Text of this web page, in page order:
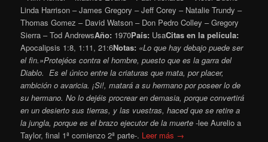
Linda Harrison – James Gregory – Jeff Corey – Natalie Trundy –
Thomas Gomez – David Watson – Don Pedro Colley – Gregory
Sierra – Tod AndrewsAño: 1970País: UsaCitas en la película:
Apocalipsis 1:8, 1:11, 21:6Notas: «Lo que hay debajo puede ser
el fin.»Protejéos contra el hombre, puesto que es la garra del
Diablo. Es el único entre la criaturas que mata, por placer,
ambición o avaricia. ¡Si!, matará a su hermano por poseer lo de
su hermano. No lo dejéis procrear en demasia, porque convertirá
en un desierto sus tierras, y las vuestras, haced que se retire a
la jungla, porque es el brazo ejecutor de la muerte -lee Aurelio a
Taylor, final 1ª comienzo 2ª parte-. Leer más →